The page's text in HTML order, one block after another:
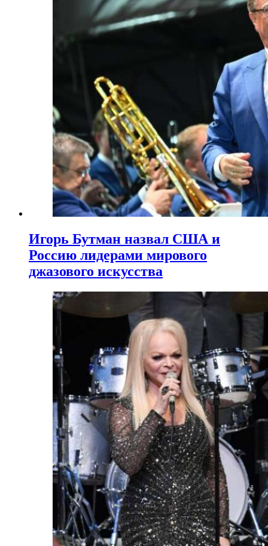
Игорь Бутман назвал США и
Россию лидерами мирового
джазового искусства